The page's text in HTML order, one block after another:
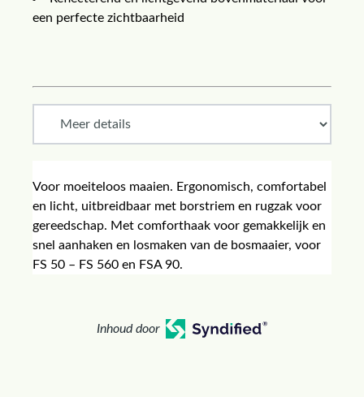
een perfecte zichtbaarheid
Voor moeiteloos maaien. Ergonomisch, comfortabel
en licht, uitbreidbaar met borstriem en rugzak voor
gereedschap. Met comforthaak voor gemakkelijk en
snel aanhaken en losmaken van de bosmaaier, voor
FS 50 – FS 560 en FSA 90.
Inhoud door